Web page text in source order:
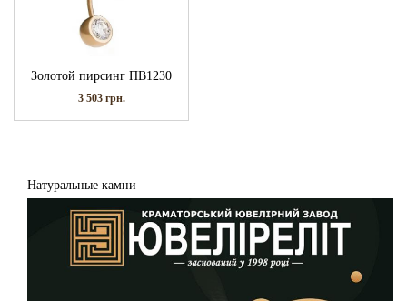
Золотой пирсинг ПВ1230
3 503 грн.
Натуральные камни